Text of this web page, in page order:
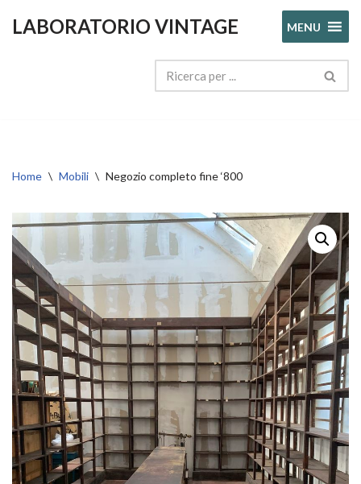
LABORATORIO VINTAGE MENU
Home \ Mobili \ Negozio completo fine ‘800